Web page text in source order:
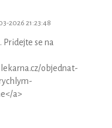
2026 21:23:48
Pridejte se na
objednat-
a>